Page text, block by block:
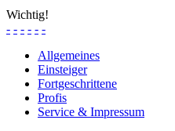
Wichtig!
- - - - - -
Allgemeines
Einsteiger
Fortgeschrittene
Profis
Service & Impressum